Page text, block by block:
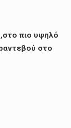
πιο υψηλό
στο